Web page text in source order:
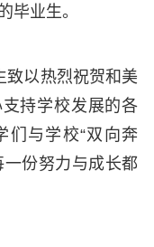
毕业生。
致以热烈祝贺和美
持学校发展的各
们与学校“双向奔
一份努力与成长都